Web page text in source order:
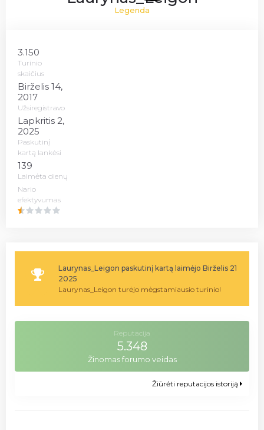
Legenda
3.150
Turinio
skaičius
Birželis 14,
2017
Užsiregistravo
Lapkritis 2,
2025
Paskutinį
kartą lankėsi
139
Laimėta dienų
Nario
efektyvumas
Laurynas_Leigon paskutinį kartą laimėjo Birželis 21
2025
Laurynas_Leigon turėjo mėgstamiausio turinio!
Reputacija
5.348
Žinomas forumo veidas
Žiūrėti reputacijos istoriją